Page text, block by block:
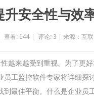
安全性与效
查看: 144 评论: 3 来源：互联
越来越受到重视。为了更
工监控软件专家将详细探
最佳平衡。什么是企业员